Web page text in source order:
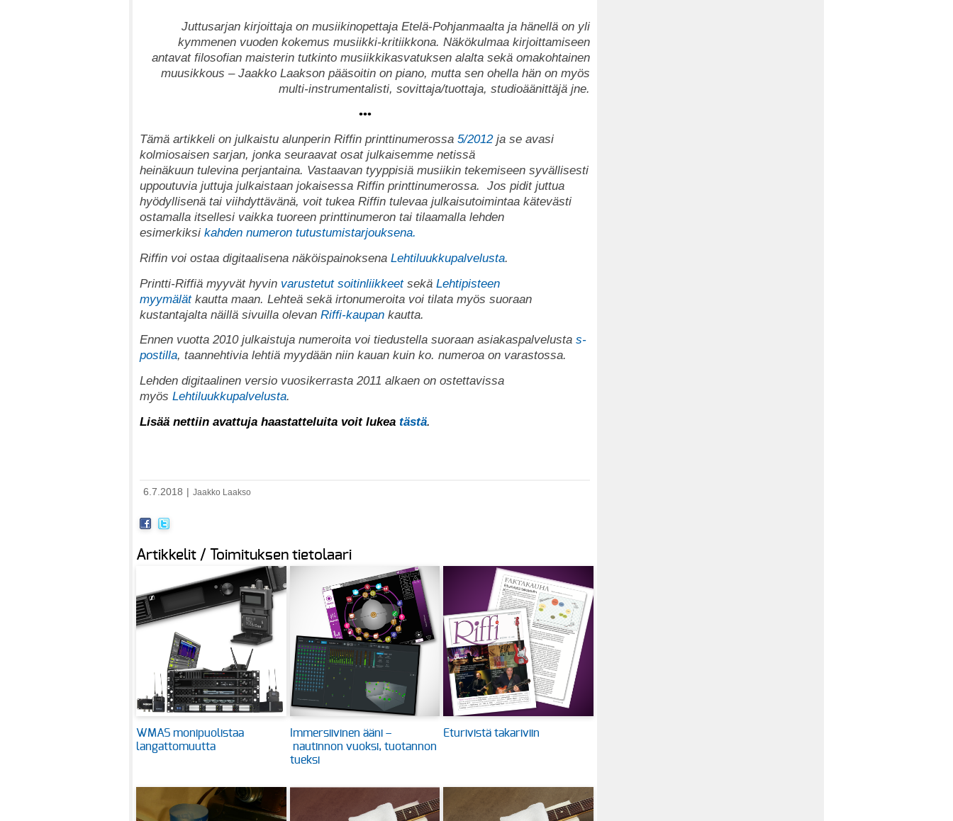
Juttusarjan kirjoittaja on musiikinopettaja Etelä-Pohjanmaalta ja hänellä on yli
kymmenen vuoden kokemus musiikki-kritiikkona. Näkökulmaa kirjoittamiseen
antavat filosofian maisterin tutkinto musiikkikasvatuksen alalta sekä omakohtainen
muusikkous – Jaakko Laakson pääsoitin on piano, mutta sen ohella hän on myös
multi-instrumentalisti, sovittaja/tuottaja, studioäänittäjä jne.
•••
Tämä artikkeli on julkaistu alunperin Riffin printtinumerossa 5/2012ja se avasi
kolmiosaisen sarjan, jonka seuraavat osat julkaisemme netissä
heinäkuun tulevina perjantaina. Vastaavan tyyppisiä musiikin tekemiseen syvällisesti
uppoutuvia juttuja julkaistaan jokaisessa Riffin printtinumerossa. Jos pidit juttua
hyödyllisenä tai viihdyttävänä, voit tukea Riffin tulevaa julkaisutoimintaa kätevästi
ostamalla itsellesi vaikka tuoreen printtinumeron tai tilaamalla lehden
esimerkiksi kahden numeron tutustumistarjouksena.
Riffin voi ostaa digitaalisena näköispainoksena Lehtiluukkupalvelusta.
Printti-Riffiä myyvät hyvin varustetut soitinliikkeet sekä Lehtipisteen
myymälätkautta maan. Lehteä sekä irtonumeroita voi tilata myös suoraan
kustantajalta näillä sivuilla olevan Riffi-kaupan kautta.
Ennen vuotta 2010 julkaistuja numeroita voi tiedustella suoraan asiakaspalvelusta s-
postilla, taannehtivia lehtiä myydään niin kauan kuin ko. numeroa on varastossa.
Lehden digitaalinen versio vuosikerrasta 2011 alkaen on ostettavissa
myös Lehtiluukkupalvelusta.
Lisää nettiin avattuja haastatteluita voit lukea tästä.
6.7.2018 Jaakko Laakso
Artikkelit / Toimituksen tietolaari
WMAS monipuolistaa
langattomuutta
Immersiivinen ääni –
nautinnon vuoksi, tuotannon
tueksi
Eturivistä takariviin